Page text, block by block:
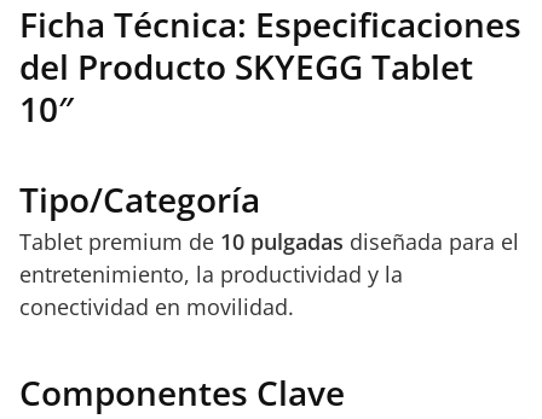
Ficha Técnica: Especificaciones
del Producto SKYEGG Tablet
10″
Tipo/Categoría
Tablet premium de 10 pulgadas diseñada para el
entretenimiento, la productividad y la
conectividad en movilidad.
Componentes Clave